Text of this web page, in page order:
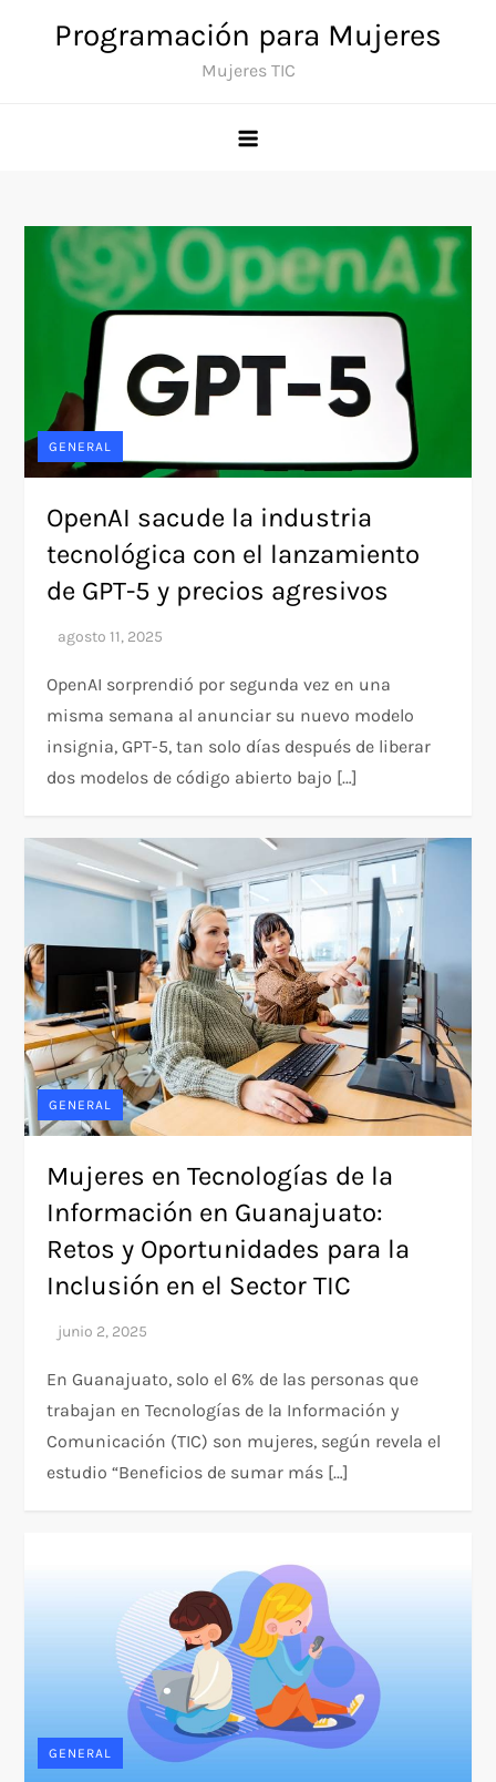
Programación para Mujeres
Mujeres TIC
GENERAL
OpenAI sacude la industria
tecnológica con el lanzamiento
de GPT-5 y precios agresivos
OpenAI sorprendió por segunda vez en una
misma semana al anunciar su nuevo modelo
insignia, GPT-5, tan solo días después de liberar
dos modelos de código abierto bajo […]
GENERAL
Mujeres en Tecnologías de la
Información en Guanajuato:
Retos y Oportunidades para la
Inclusión en el Sector TIC
En Guanajuato, solo el 6% de las personas que
trabajan en Tecnologías de la Información y
Comunicación (TIC) son mujeres, según revela el
estudio “Beneficios de sumar más […]
GENERAL